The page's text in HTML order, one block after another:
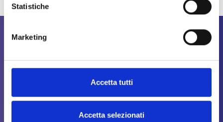
Statistiche
Marketing
Accetta tutti
Accetta selezionati